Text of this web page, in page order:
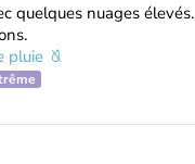
quelques nuages élevés.
pluie